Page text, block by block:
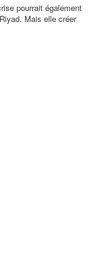
pourrait également
Mais elle créer